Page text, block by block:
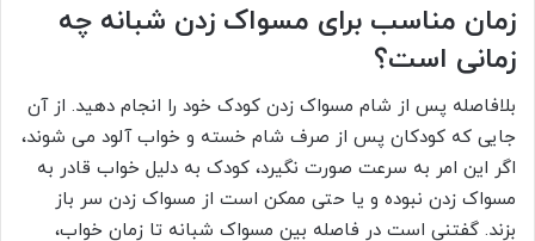
زمان مناسب برای مسواک زدن شبانه چه
زمانی است؟
بلافاصله پس از شام مسواک زدن کودک خود را انجام دهید. از آن
جایی که کودکان پس از صرف شام خسته و خواب‌ آلود می‌ شوند،
اگر این امر به سرعت صورت نگیرد، کودک به دلیل خواب قادر به
مسواک زدن نبوده و یا حتی ممکن است از مسواک زدن سر باز
بزند. گفتنی است در فاصله بین مسواک شبانه تا زمان خواب،